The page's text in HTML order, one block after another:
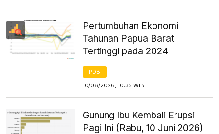
Pertumbuhan Ekonomi
Tahunan Papua Barat
Tertinggi pada 2024
PDB
10/06/2026, 10:32 WIB
Gunung Ibu Kembali Erupsi
Pagi Ini (Rabu, 10 Juni 2026)